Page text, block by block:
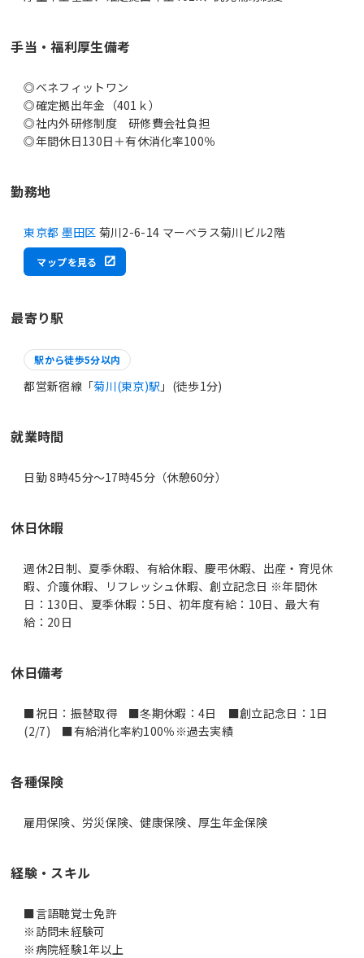
手当・福利厚生備考
◎ベネフィットワン
◎確定拠出年金（401ｋ）
◎社内外研修制度 研修費会社負担
◎年間休日130日＋有休消化率100％
勤務地
東京都 墨田区 菊川2-6-14 マーベラス菊川ビル2階
マップを見る
最寄り駅
駅から徒歩5分以内
都営新宿線「菊川(東京)駅 」(徒歩1分)
就業時間
日勤 8時45分〜17時45分（休憩60分）
休日休暇
週休2日制、夏季休暇、有給休暇、慶弔休暇、出産・育児休
暇、介護休暇、リフレッシュ休暇、創立記念日 ※年間休
日：130日、夏季休暇：5日、初年度有給：10日、最大有
給：20日
休日備考
■祝日：振替取得 ■冬期休暇：4日 ■創立記念日：1日
(2/7) ■有給消化率約100％※過去実績
各種保険
雇用保険、労災保険、健康保険、厚生年金保険
経験・スキル
■言語聴覚士免許
※訪問未経験可
※病院経験1年以上